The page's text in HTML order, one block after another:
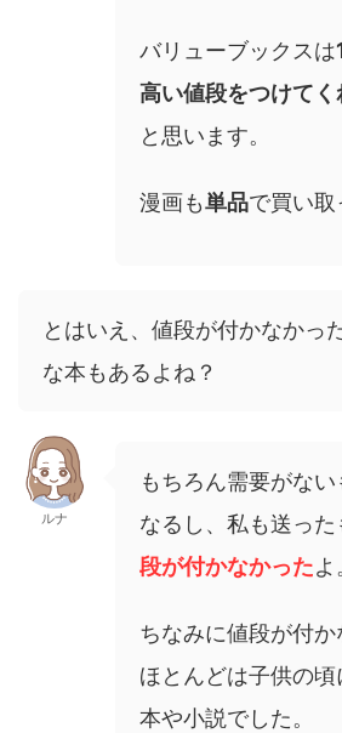
バリューブックスは
高い値段をつけて
と思います。
漫画も単品で買い取
とはいえ、値段が付かなかっ
な本もあるよね？
ルナ
もちろん需要がな
なるし、私も送った
段が付かなかったよ
ちなみに値段が付
ほとんどは子供の
本や小説でした。